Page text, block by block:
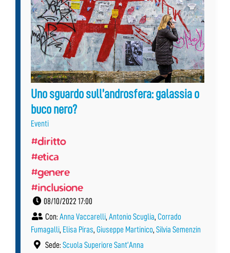
Uno sguardo sull’androsfera: galassia o
buco nero?
Eventi
#diritto
#etica
#genere
#inclusione
08/10/2022 17:00
Con: Anna Vaccarelli, Antonio Scuglia, Corrado
Fumagalli, Elisa Piras, Giuseppe Martinico, Silvia Semenzin
Sede: Scuola Superiore Sant’Anna